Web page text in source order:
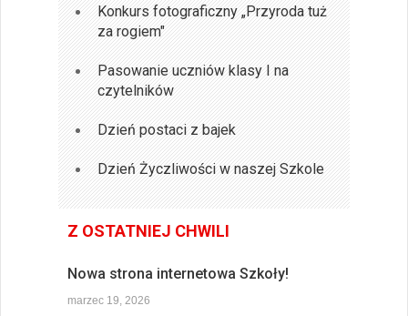
Konkurs fotograficzny „Przyroda tuż
za rogiem"
Pasowanie uczniów klasy I na
czytelników
Dzień postaci z bajek
Dzień Życzliwości w naszej Szkole
Z OSTATNIEJ CHWILI
Nowa strona internetowa Szkoły!
marzec 19, 2026